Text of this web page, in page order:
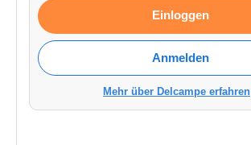
Einloggen
Anmelden
Mehr über Delcampe erfahren